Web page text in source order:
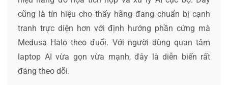
cũng là tín hiệu cho thấy hãng đang chuẩn bị cạnh
tranh trực diện hơn với định hướng phần cứng mà
Medusa Halo theo đuổi. Với người dùng quan tâm
laptop AI vừa gọn vừa mạnh, đây là diễn biến rất
đáng theo dõi.